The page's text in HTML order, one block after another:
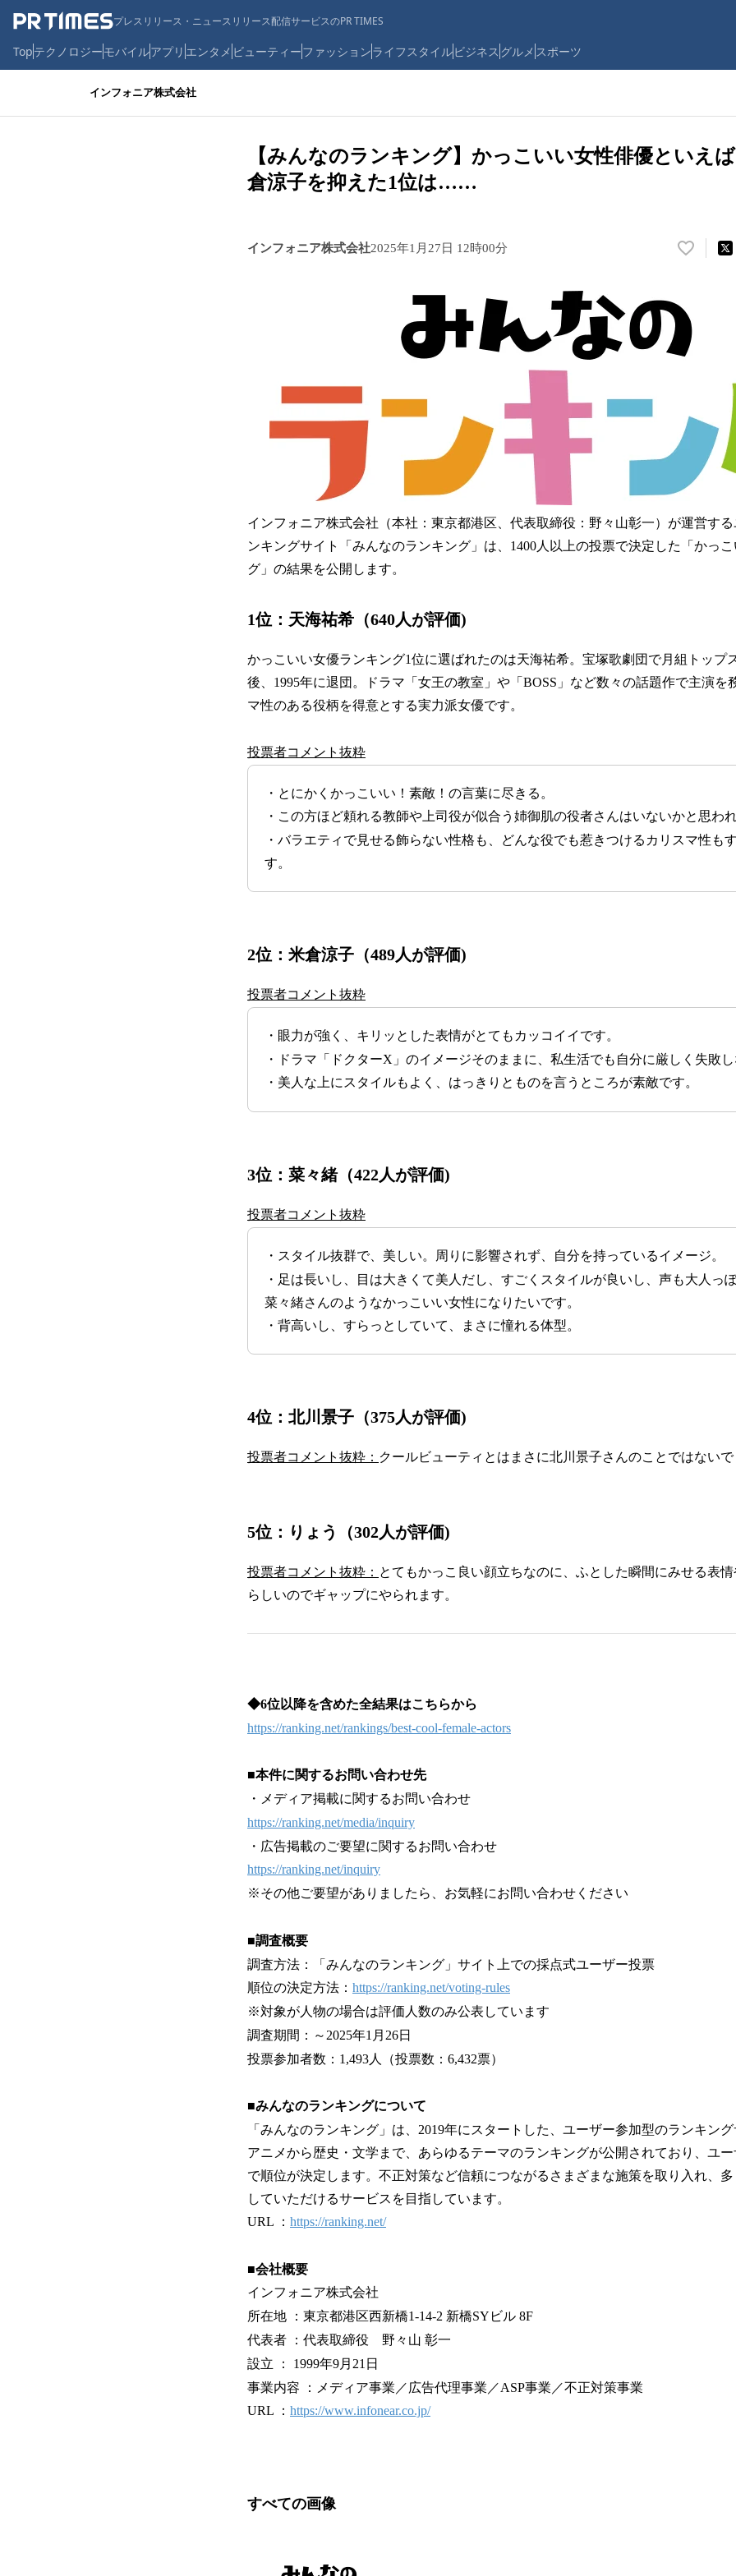
プレスリリース・ニュースリリース配信サービスのPR TIMES
Topテクノロジーモバイルアプリ エンタメ ビューティーファッションライフスタイルビジネス グルメ スポーツ
インフォニア株式会社
【みんなのランキング】かっこいい女性俳優といえ
倉涼子を抑えた1位は……
インフォニア株式会社2025年1月27日 12時00分
い
数
を
読
中
インフォニア株式会社（本社：東京都港区、代表取締役：野々山彰一）が運営す
ンキングサイト「みんなのランキング」は、1400人以上の投票で決定した「かっ
グ」の結果を公開します。
1位：天海祐希（640人が評価)
かっこいい女優ランキング1位に選ばれたのは天海祐希。宝塚歌劇団で月組トップ
後、1995年に退団。ドラマ「女王の教室」や「BOSS」など数々の話題作で主演を
マ性のある役柄を得意とする実力派女優です。
投票者コメント抜粋
・とにかくかっこいい！素敵！の言葉に尽きる。
・この方ほど頼れる教師や上司役が似合う姉御肌の役者さんはいないかと思われ
・バラエティで見せる飾らない性格も、どんな役でも惹きつけるカリスマ性も
す。
2位： 米倉涼子 （489人が評価)
投票者コメント抜粋
・眼力が強く、キリッとした表情がとてもカッコイイです。
・ドラマ「ドクターX」のイメージそのままに、私生活でも自分に厳しく失敗し
・美人な上にスタイルもよく、はっきりとものを言うところが素敵です。
3位：菜々緒（422人が評価)
投票者コメント抜粋
・スタイル抜群で、美しい。周りに影響されず、自分を持っているイメージ。
・足は長いし、目は大きくて美人だし、すごくスタイルが良いし、声も大人っ
菜々緒さんのようなかっこいい女性になりたいです。
・背高いし、すらっとしていて、まさに憧れる体型。
4位：北川景子（375人が評価)
投票者コメント抜粋： クールビューティとはまさに北川景子さんのことではないで
5位：りょう（302人が評価)
投票者コメント抜粋： とてもかっこ良い顔立ちなのに、ふとした瞬間にみせる表
らしいのでギャップにやられます。
◆6位以降を含めた全結果はこちらから
https://ranking.net/rankings/best-cool-female-actors
■本件に関するお問い合わせ先
・メディア掲載に関するお問い合わせ
https://ranking.net/media/inquiry
・広告掲載のご要望に関するお問い合わせ
https://ranking.net/inquiry
※その他ご要望がありましたら、お気軽にお問い合わせください
■調査概要
調査方法：「みんなのランキング」サイト上での採点式ユーザー投票
順位の決定方法： https://ranking.net/voting-rules
※対象が人物の場合は評価人数のみ公表しています
調査期間：～2025年1月26日
投票参加者数：1,493人（投票数：6,432票）
■みんなのランキングについて
「みんなのランキング」は、2019年にスタートした、ユーザー参加型のランキン
アニメから歴史・文学まで、あらゆるテーマのランキングが公開されており、ユ
で順位が決定します。不正対策など信頼につながるさまざまな施策を取り入れ、
していただけるサービスを目指しています。
URL ： https://ranking.net/
■会社概要
インフォニア株式会社
所在地 ：東京都港区西新橋1-14-2 新橋SYビル 8F
代表者 ：代表取締役 野々山 彰一
設立 ： 1999年9月21日
事業内容 ：メディア事業／広告代理事業／ASP事業／不正対策事業
URL ： https://www.infonear.co.jp/
すべての画像